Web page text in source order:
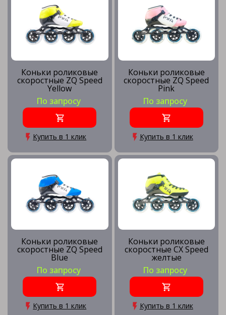
Коньки роликовые
скоростные ZQ Speed
Yellow
По запросу
Купить в 1 клик
Коньки роликовые
скоростные ZQ Speed
Pink
По запросу
Купить в 1 клик
Коньки роликовые
скоростные ZQ Speed
Blue
По запросу
Купить в 1 клик
Коньки роликовые
скоростные CX Speed
желтые
По запросу
Купить в 1 клик